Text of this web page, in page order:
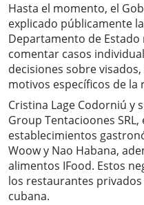
Hasta el momento, el
explicado públicamente
Departamento de
comentar casos
decisiones sobre
motivos específicos de la
Cristina Lage Codorniú y
Group Tentacioones
establecimientos
Woow y Nao Habana,
alimentos IFood. Estos
los restaurantes
cubana.